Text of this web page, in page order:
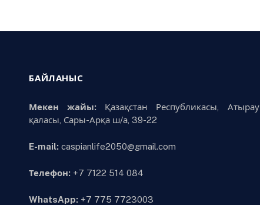
БАЙЛАНЫС
Мекен жайы:Қазақстан Республикасы, Атырау
қаласы, Сары-Арқа ш/а, 39-22
E-mail: caspianlife2050@gmail.com
Телефон: +7 7122 514 084
WhatsApp: +7 775 7723003